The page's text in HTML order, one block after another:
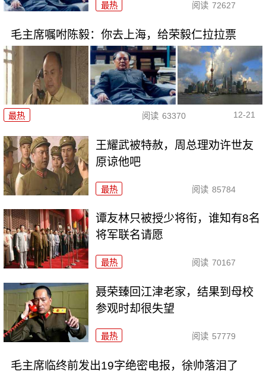
最热 阅读 72627
毛主席嘱咐陈毅：你去上海，给荣毅仁拉拉票
最热 阅读 63370 12-21
王耀武被特赦，周总理劝许世友
原谅他吧
最热 阅读 85784
谭友林只被授少将衔，谁知有8名
将军联名请愿
最热 阅读 70167
聂荣臻回江津老家，结果到母校
参观时却很失望
最热 阅读 57779
毛主席临终前发出19字绝密电报，徐帅落泪了